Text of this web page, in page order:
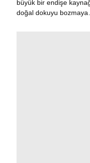
büyük bir endişe
doğal dokuyu